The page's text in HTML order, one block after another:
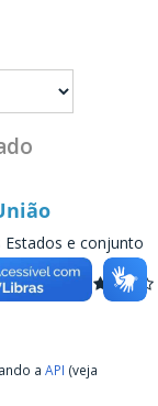
e conjunto
a API (veja